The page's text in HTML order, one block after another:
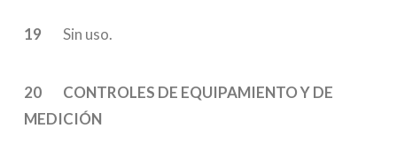
19 Sin uso.
20 CONTROLES DE EQUIPAMIENTO Y DE
MEDICIÓN